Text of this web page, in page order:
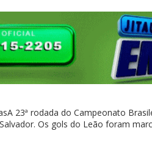
pessoal da Câmara de Ibirataia
23ª rodada do Campeonato
Os gols do Leão foram